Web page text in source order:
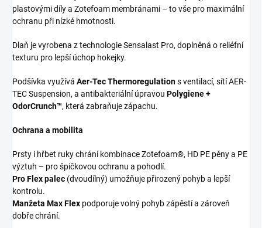
plastovými díly a Zotefoam membránami – to vše pro maximální
ochranu při nízké hmotnosti.
Dlaň je vyrobena z technologie Sensalast Pro, doplněná o reliéfní
texturu pro lepší úchop hokejky.
Podšívka využívá Aer-Tec Thermoregulations ventilací, sítí AER-
TEC Suspension, a antibakteriální úpravou Polygiene +
OdorCrunch™, která zabraňuje zápachu.
Ochrana a mobilita
Prsty i hřbet ruky chrání kombinace Zotefoam®, HD PE pěny a PE
výztuh – pro špičkovou ochranu a pohodlí.
Pro Flex palec (dvoudílný) umožňuje přirozený pohyb a lepší
kontrolu.
Manžeta Max Flex podporuje volný pohyb zápěstí a zároveň
dobře chrání.